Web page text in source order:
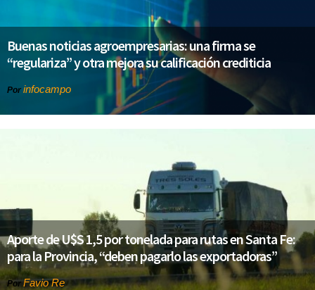
Buenas noticias agroempresarias: una firma se
“regulariza” y otra mejora su calificación crediticia
Por infocampo
Aporte de U$S 1,5 por tonelada para rutas en Santa Fe:
para la Provincia, “deben pagarlo las exportadoras”
Por Favio Re